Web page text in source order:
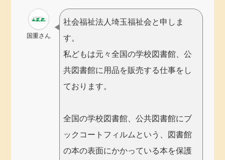
国重さん
社会福祉法人埼玉福祉会と申しま
す。
私どもは元々全国の学校図書館、公
共図書館に用品を販売する仕事をし
ております。
全国の学校図書館、公共図書館にブ
ックコートフィルムという、図書館
の本の表面にかかっている本を保護